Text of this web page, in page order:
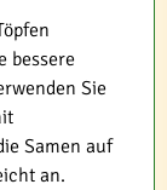
bessere
Sie
Samen auf
an.